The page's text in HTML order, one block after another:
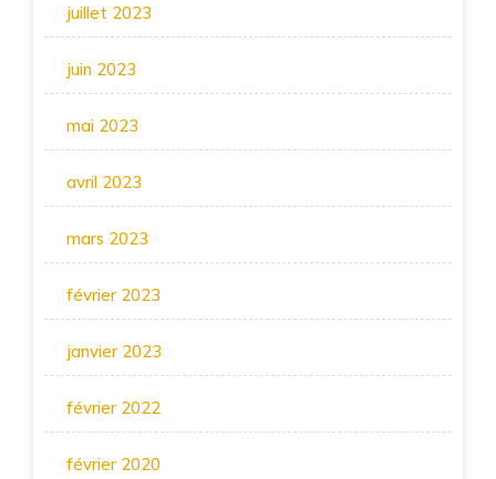
juillet 2023
juin 2023
mai 2023
avril 2023
mars 2023
février 2023
janvier 2023
février 2022
février 2020